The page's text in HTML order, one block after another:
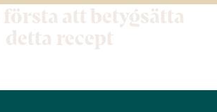
att betygsätta
detta recept